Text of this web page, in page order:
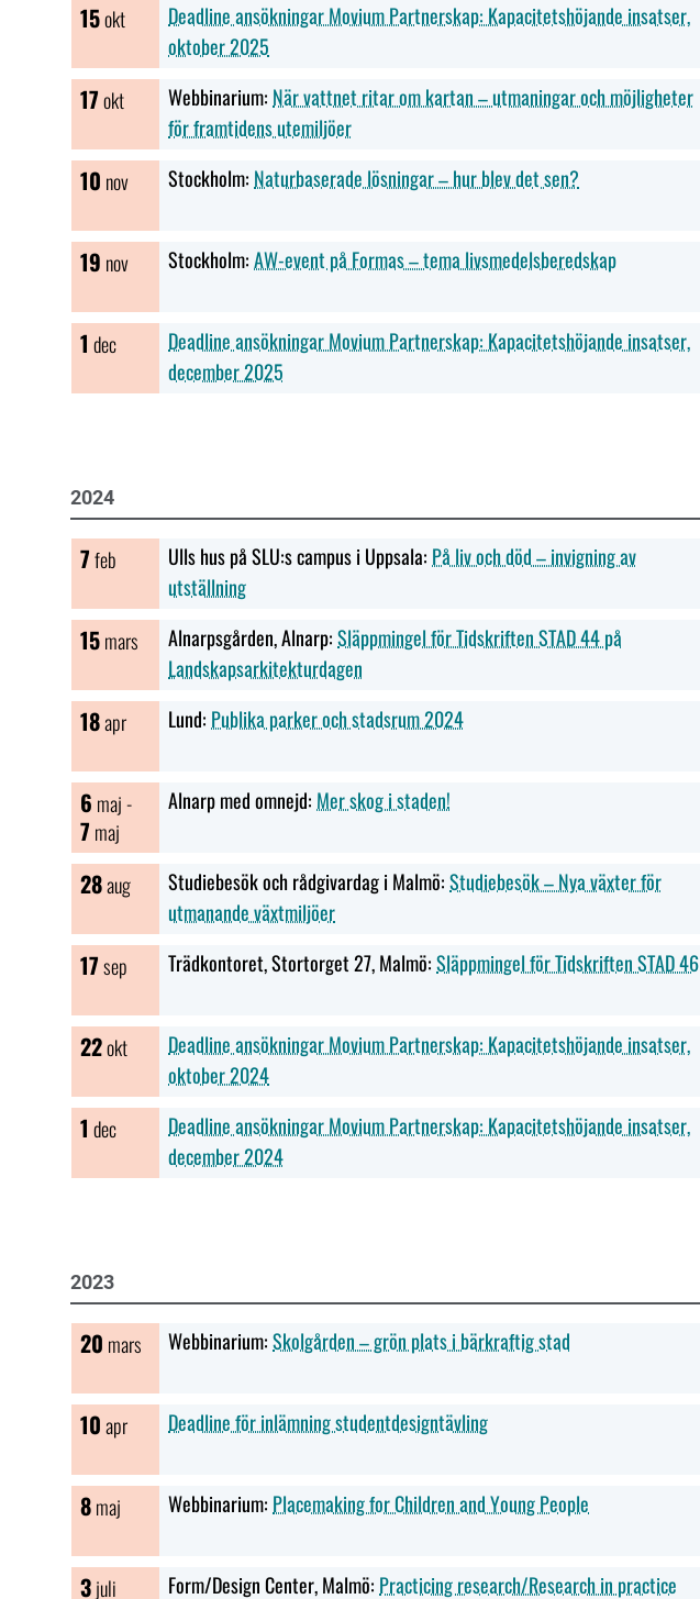
15okt
Deadline ansökningar Movium Partnerskap: Kapacitetshöjande insatser,
oktober 2025
17okt Webbinarium: När vattnet ritar om kartan – utmaningar och möjligheter
för framtidens utemiljöer
10 nov Stockholm: Naturbaserade lösningar – hur blev det sen?
19 nov Stockholm:AW-event på Formas – tema livsmedelsberedskap
1 dec
Deadline ansökningar Movium Partnerskap: Kapacitetshöjande insatser,
december 2025
2024
7feb Ulls hus på SLU:s campus i Uppsala: På liv och död – invigning av
utställning
15mars Alnarpsgården, Alnarp:Släppmingel för Tidskriften STAD 44 på
Landskapsarkitekturdagen
18apr Lund: Publika parker och stadsrum 2024
6 maj -
7 maj
Alnarp med omnejd: Mer skog i staden!
28aug Studiebesök och rådgivardag i Malmö:Studiebesök – Nya växter för
utmanande växtmiljöer
17sep Trädkontoret, Stortorget 27, Malmö:Släppmingel för Tidskriften STAD 46
22okt
Deadline ansökningar Movium Partnerskap: Kapacitetshöjande insatser,
oktober 2024
1 dec
Deadline ansökningar Movium Partnerskap: Kapacitetshöjande insatser,
december 2024
2023
20 mars Webbinarium:Skolgården – grön plats i bärkraftig stad
10apr Deadline för inlämning studentdesigntävling
8maj Webbinarium: Placemaking for Children and Young People
3juli Form/Design Center, Malmö: Practicing research/Research in practice